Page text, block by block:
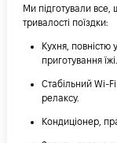
Ми підготували все,
тривалості поїздки:
Кухня, повністю
приготування їжі.
Стабільний Wi-
релаксу.
Кондиціонер,